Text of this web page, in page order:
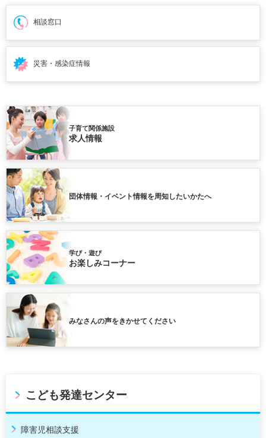
相談窓口
災害・感染症情報
子育て関係施設
求人情報
団体情報・イベント情報を周知したいかたへ
学び・遊び
お楽しみコーナー
みなさんの声をきかせてください
こども発達センター
障害児相談支援